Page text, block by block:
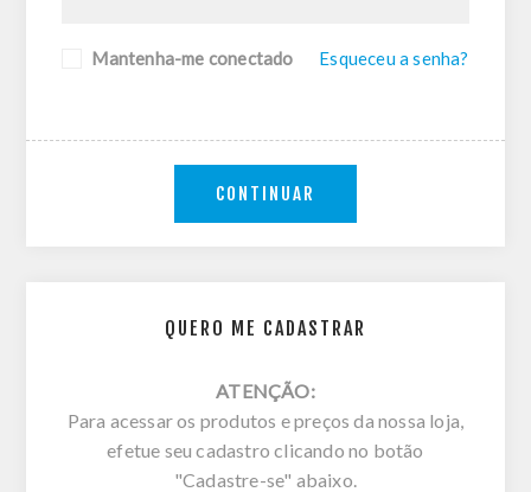
QUERO ME CADASTRAR
ATENÇÃO:
Para acessar os produtos e preços da nossa loja,
efetue seu cadastro clicando no botão
"Cadastre-se" abaixo.
Mantenha-me conectado Esqueceu a senha?
CONTINUAR